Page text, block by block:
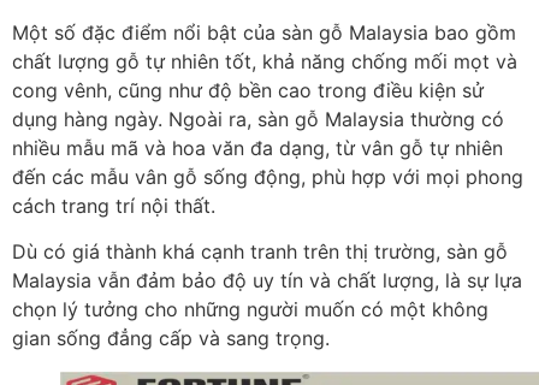
Một số đặc điểm nổi bật của sàn gỗ Malaysia bao gồm
chất lượng gỗ tự nhiên tốt, khả năng chống mối mọt và
cong vênh, cũng như độ bền cao trong điều kiện sử
dụng hàng ngày. Ngoài ra, sàn gỗ Malaysia thường có
nhiều mẫu mã và hoa văn đa dạng, từ vân gỗ tự nhiên
đến các mẫu vân gỗ sống động, phù hợp với mọi phong
cách trang trí nội thất.
Dù có giá thành khá cạnh tranh trên thị trường, sàn gỗ
Malaysia vẫn đảm bảo độ uy tín và chất lượng, là sự lựa
chọn lý tưởng cho những người muốn có một không
gian sống đẳng cấp và sang trọng.